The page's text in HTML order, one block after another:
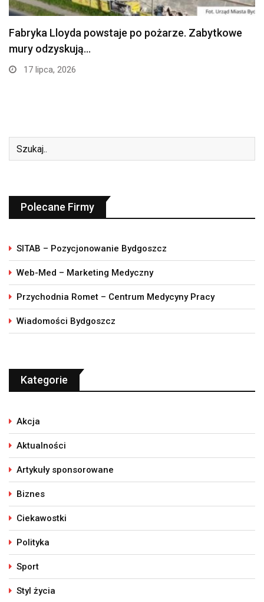
Fabryka Lloyda powstaje po pożarze. Zabytkowe
mury odzyskują…
17 lipca, 2026
Polecane Firmy
SITAB – Pozycjonowanie Bydgoszcz
Web-Med – Marketing Medyczny
Przychodnia Romet – Centrum Medycyny Pracy
Wiadomości Bydgoszcz
Kategorie
Akcja
Aktualności
Artykuły sponsorowane
Biznes
Ciekawostki
Polityka
Sport
Styl życia